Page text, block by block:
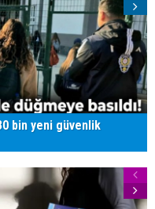
bin yeni güvenlik